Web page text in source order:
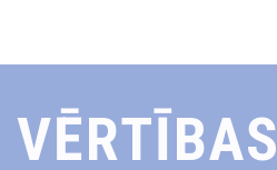
VĒRTĪBAS